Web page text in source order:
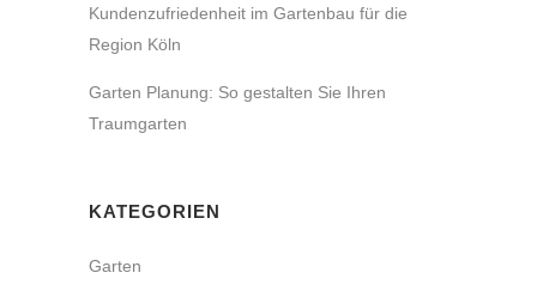
Kundenzufriedenheit im Gartenbau für die
Region Köln
Garten Planung: So gestalten Sie Ihren
Traumgarten
KATEGORIEN
Garten